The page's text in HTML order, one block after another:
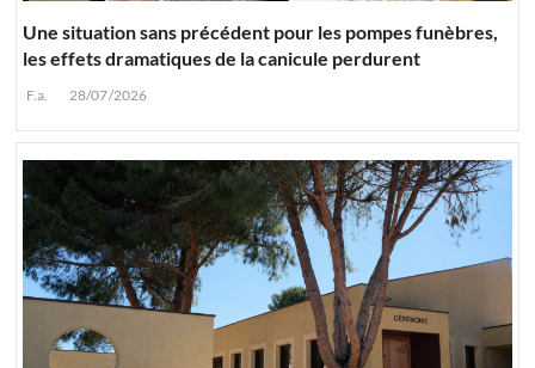
Une situation sans précédent pour les pompes funèbres,
les effets dramatiques de la canicule perdurent
F.a. 28/07/2026